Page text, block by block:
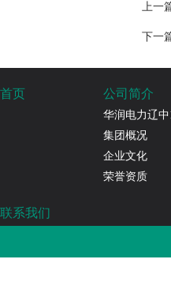
上一
下一
首页 公司简介
华润电力辽
集团概况
企业文化
荣誉资质
联系我们
免费热线：4000-787-252